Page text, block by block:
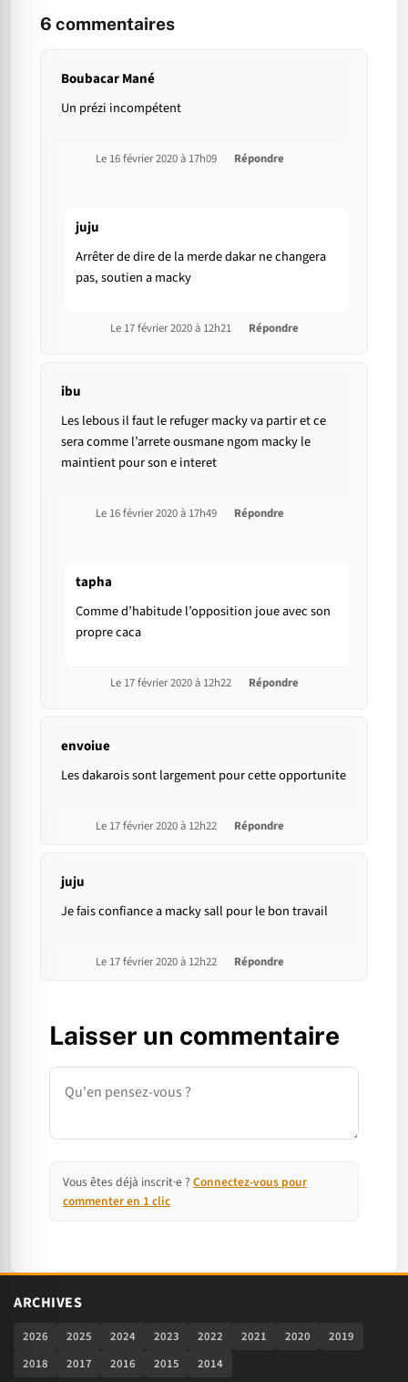
6 commentaires
Boubacar Mané
Un prézi incompétent
Le 16 février 2020 à 17h09 Répondre
juju
Arrêter de dire de la merde dakar ne changera
pas, soutien a macky
Le 17 février 2020 à 12h21 Répondre
ibu
Les lebous il faut le refuger macky va partir et ce
sera comme l’arrete ousmane ngom macky le
maintient pour son e interet
Le 16 février 2020 à 17h49 Répondre
tapha
Comme d’habitude l’opposition joue avec son
propre caca
Le 17 février 2020 à 12h22 Répondre
envoiue
Les dakarois sont largement pour cette opportunite
Le 17 février 2020 à 12h22 Répondre
juju
Je fais confiance a macky sall pour le bon travail
Le 17 février 2020 à 12h22 Répondre
Laisser un commentaire
Commentaire
Vous êtes déjà inscrit·e ? Connectez-vous pour
commenter en 1 clic
ARCHIVES
2026 2025 2024 2023 2022 2021 2020
2019
2018
2017 2016 2015 2014